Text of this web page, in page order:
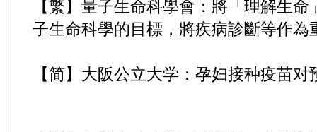
【繁】量子生命科學會：將「理解生
子生命科學的目標，將疾病診斷等作為
【简】大阪公立大学：孕妇接种疫苗